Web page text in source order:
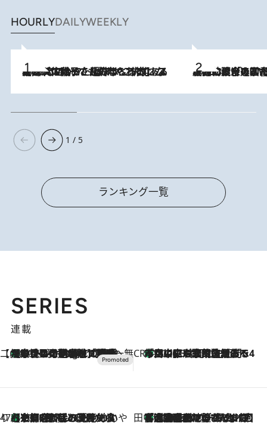
HOURLYDAILYWEEKLY
2026.8.5
【阿川佐和子さんの年とる力】なぜ70代で始めた趣味は“こんなに楽しい”のか？ ピアノ、俳句…スランプに陥っても続けられる“ある秘訣”とは 2026.8.3
慶應幼稚舎の図書室からテレビの世界に飛び込んだ阿川佐和子（72）
1 / 5
ランキング一覧
SERIES
連載
【CREA×星野リゾート】唯一無二。癒しと発見が待つ場所へ
10 Hours Ago
【トンボの足水浴】ヒノキの香りに包まれて涼感マックス！約13℃の湧水かけ流しを避暑地「星野温泉 トンボの湯」で体験 CREA'S CHOICE
2026.8.7
「立川にも歌舞伎があるんだよ」 片岡仁左衛門・市川中車ら豪華座組みで4年目の立川立飛歌舞伎へ
47都道府県の手みやげ ひんやりスイーツで夏を満喫
2026.8.7
【京都府】この夏絶対食べたい 冷やしておいしいおやつ3選 ひと口目から心を掴む新緑のテリーヌ 田中稲の勝手に再ブーム
2026.8.7
「湘南乃風に憧れて」観客大盛上がりの“タオル回し”に、ラッパー顔負けの高速歌唱まで…さだまさし（74）のアグレッシブすぎる現在地